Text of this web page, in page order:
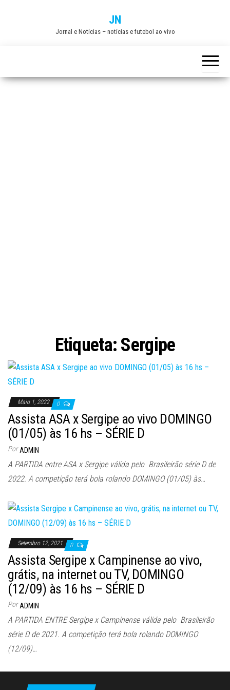
JN
Jornal e Notícias – notícias e futebol ao vivo
Etiqueta: Sergipe
Maio 1, 2022 0
Assista ASA x Sergipe ao vivo DOMINGO
(01/05) às 16 hs – SÉRIE D
Por ADMIN
A PARTIDA entre ASA x Sergipe válida pelo Brasileirão série D de
2022. A competição terá bola rolando DOMINGO (01/05) às…
Setembro 12, 2021 0
Assista Sergipe x Campinense ao vivo,
grátis, na internet ou TV, DOMINGO
(12/09) às 16 hs – SÉRIE D
Por ADMIN
A PARTIDA ENTRE Sergipe x Campinense válida pelo Brasileirão
série D de 2021. A competição terá bola rolando DOMINGO
(12/09)…